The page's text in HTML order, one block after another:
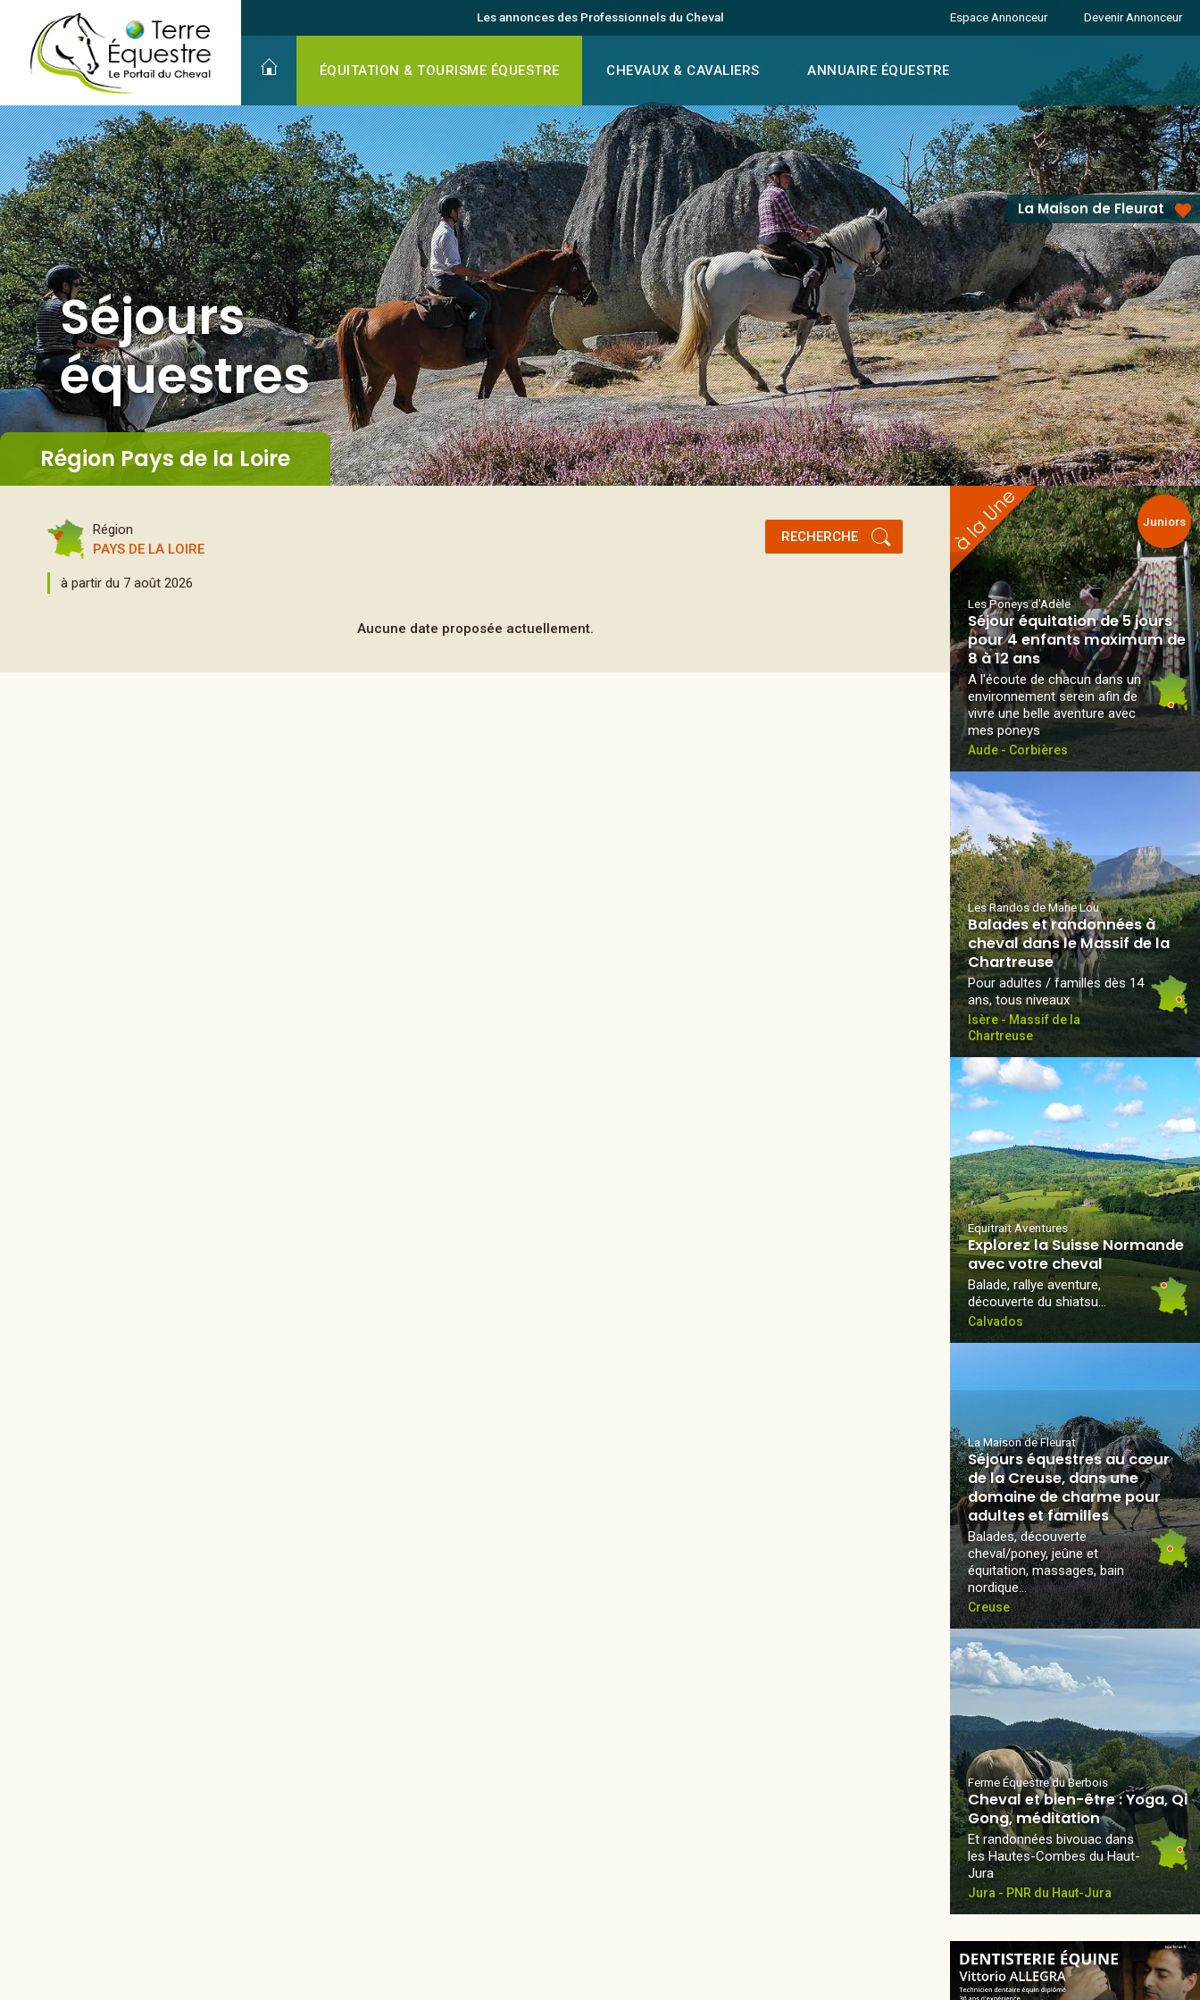
équestres Les annonces des Professionnels du Cheval
ÉQUITATION & TOURISME ÉQUESTRE CHEVAUX & CAVALIERS ANNUAIRE ÉQUESTRE
Espace Annonceur Devenir Annonceur
Séjours
équestres
Région Pays de la Loire
La Maison de Fleurat
RECHERCHE
Région
PAYS DE LA LOIRE
à partir du 7 août 2026
Aucune date proposée actuellement.
Juniors
Les Poneys d'Adèle
Séjour équitation de 5 jours
pour 4 enfants maximum de
8 à 12 ans
A l'écoute de chacun dans un
environnement serein afin de
vivre une belle aventure avec
mes poneys
Aude - Corbières
Les Randos de Marie Lou
Balades et randonnées à
cheval dans le Massif de la
Chartreuse
Pour adultes / familles dès 14
ans, tous niveaux
Isère - Massif de la
Chartreuse
Equitrait Aventures
Explorez la Suisse Normande
avec votre cheval
Balade, rallye aventure,
découverte du shiatsu…
Calvados
La Maison de Fleurat
Séjours équestres au cœur
de la Creuse, dans une
domaine de charme pour
adultes et familles
Balades, découverte
cheval/poney, jeûne et
équitation, massages, bain
nordique...
Creuse
Ferme Équestre du Berbois
Cheval et bien-être : Yoga, Qi
Gong, méditation
Et randonnées bivouac dans
les Hautes-Combes du Haut-
Jura
Jura - PNR du Haut-Jura